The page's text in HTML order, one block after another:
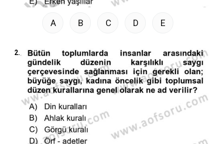
A B C D E
2.